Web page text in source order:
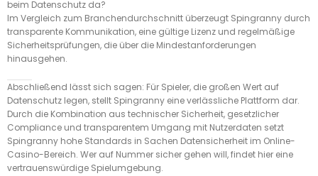
beim Datenschutz da?
Im Vergleich zum Branchendurchschnitt überzeugt Spingranny durch
transparente Kommunikation, eine gültige Lizenz und regelmäßige
Sicherheitsprüfungen, die über die Mindestanforderungen
hinausgehen.
Abschließend lässt sich sagen: Für Spieler, die großen Wert auf
Datenschutz legen, stellt Spingranny eine verlässliche Plattform dar.
Durch die Kombination aus technischer Sicherheit, gesetzlicher
Compliance und transparentem Umgang mit Nutzerdaten setzt
Spingranny hohe Standards in Sachen Datensicherheit im Online-
Casino-Bereich. Wer auf Nummer sicher gehen will, findet hier eine
vertrauenswürdige Spielumgebung.